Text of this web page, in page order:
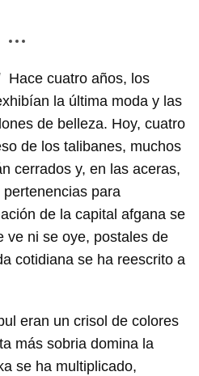
Hace cuatro años, los
la última moda y las
de belleza. Hoy, cuatro
de los talibanes, muchos
cerrados y, en las aceras,
pertenencias para
de la capital afgana se
ve ni se oye, postales de
cotidiana se ha reescrito a
eran un crisol de colores
más sobria domina la
se ha multiplicado,